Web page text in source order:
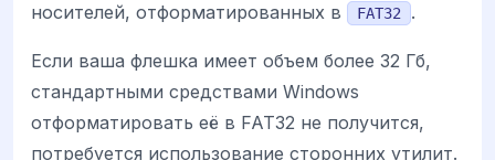
носителей, отформатированных в
FAT32 .
Если ваша флешка имеет объем более 32 Гб,
стандартными средствами Windows
отформатировать её в FAT32 не получится,
потребуется использование сторонних утилит.